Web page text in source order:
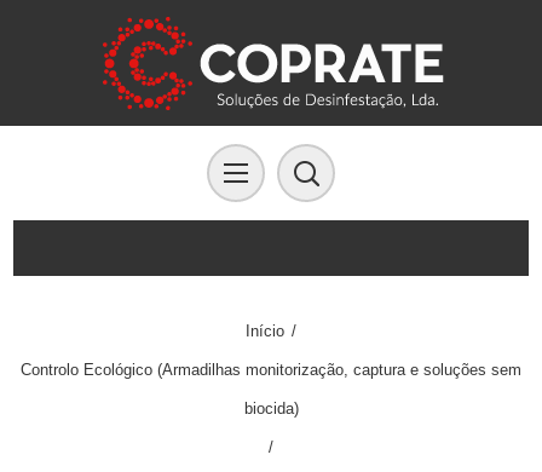
Início /
Controlo Ecológico (Armadilhas monitorização, captura e soluções sem
biocida)
/